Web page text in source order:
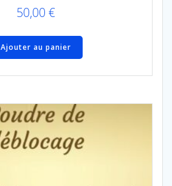
50,00 €
Ajouter au panier